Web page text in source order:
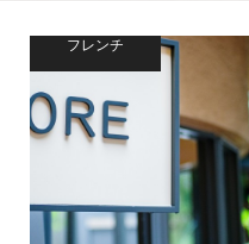
フレンチ